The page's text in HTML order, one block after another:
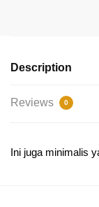
Description
Reviews 0
Ini juga minimalis